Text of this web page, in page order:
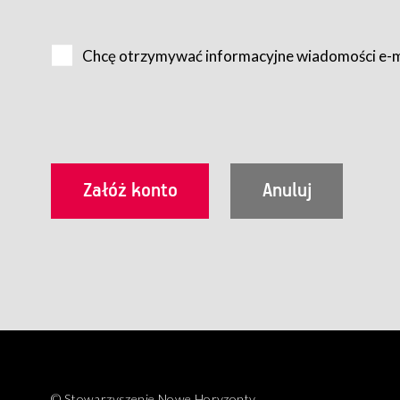
Usługobiorca przed rozpoczęciem korzystania z
utrwalenie i wydrukowanie.
§ 3
Korzystanie ze wszystkich aplikacji Serwisu może być
Chcę otrzymywać informacyjne wiadomości e-